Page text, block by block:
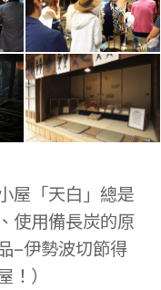
屋「天白」總是
使用備長炭的原
–伊勢波切節得
）